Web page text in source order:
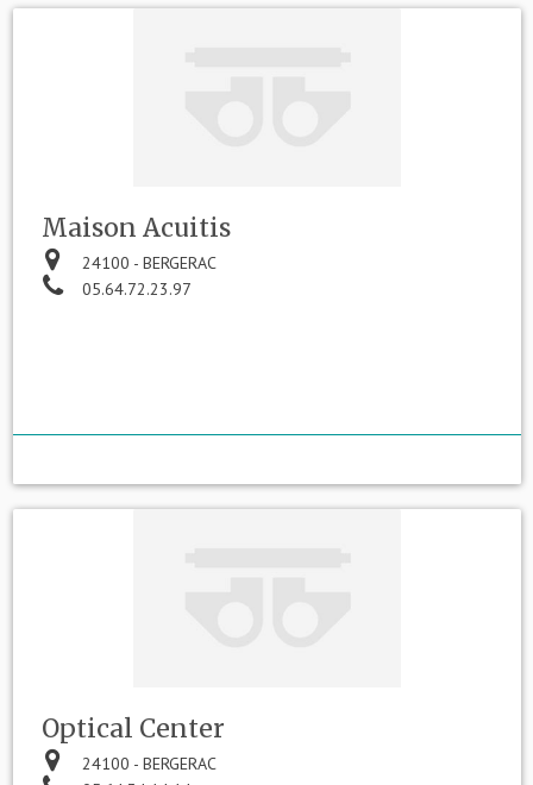
Maison Acuitis
24100 - BERGERAC
05.64.72.23.97
Optical Center
24100 - BERGERAC